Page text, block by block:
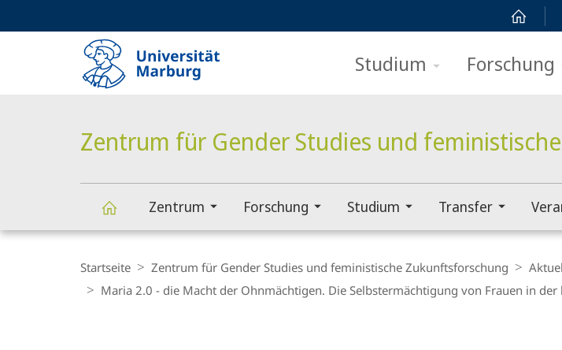
Studium Forschung
Zentrum für Gender Studies und
für
Zentrum Forschung Studium Transfer
Navigation
Startseite Zentrum für Gender Studies und feministische Zukunftsforschung
Maria 2.0 - die Macht der Ohnmächtigen. Die Selbstermächtigung von Frauen in der